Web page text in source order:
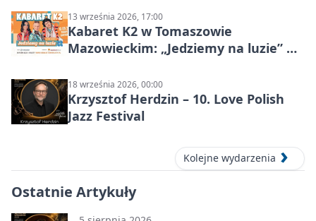
13 września 2026, 17:00
Kabaret K2 w Tomaszowie
Mazowieckim: „Jedziemy na luzie” w
Społecznej
18 września 2026, 00:00
Krzysztof Herdzin – 10. Love Polish
Jazz Festival
Kolejne wydarzenia
Ostatnie Artykuły